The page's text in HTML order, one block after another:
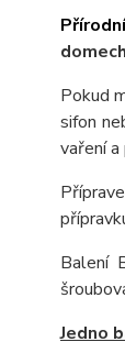
Pokud
sifon
vaření a
Balení
Jedno